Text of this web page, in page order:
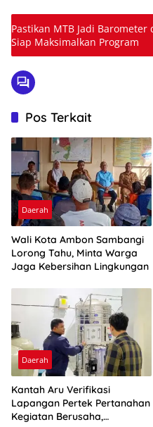
Pastikan MTB Jadi
Siap Maksimalkan Program
Pos Terkait
Daerah
Wali Kota Ambon Sambangi
Lorong Tahu, Minta Warga
Jaga Kebersihan Lingkungan
Daerah
Kantah Aru Verifikasi
Lapangan Pertek Pertanahan
Kegiatan Berusaha,